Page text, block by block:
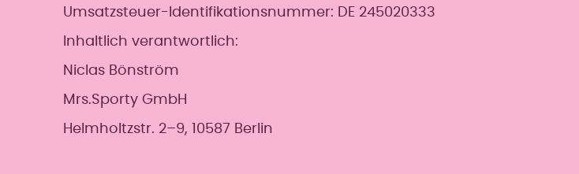
Umsatzsteuer-Identifikationsnummer: DE 245020333
Inhaltlich verantwortlich:
Niclas Bönström
Mrs.Sporty GmbH
Helmholtzstr. 2–9, 10587 Berlin